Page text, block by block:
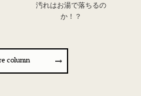
汚れはお湯で落ちるの
か！？
column